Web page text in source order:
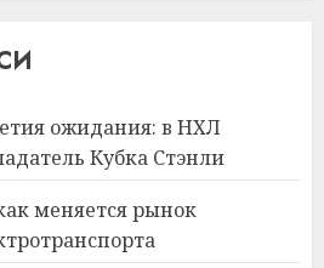
ожидания: в НХЛ
Кубка Стэнли
меняется рынок